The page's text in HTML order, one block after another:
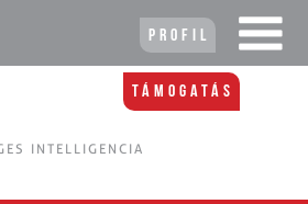
Profil
Támogatás
INTELLIGENCIA